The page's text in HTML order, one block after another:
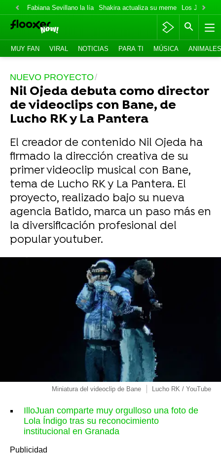
Fabiana Sevillano la lía Shakira actualiza su meme Los Jonas
MUY FAN VIRAL NOTICIAS PARA TI MÚSICA ANIMALES
NUEVO PROYECTO
Nil Ojeda debuta como director
de videoclips con Bane, de
Lucho RK y La Pantera
El creador de contenido Nil Ojeda ha
firmado la dirección creativa de su
primer videoclip musical con Bane,
tema de Lucho RK y La Pantera. El
proyecto, realizado bajo su nueva
agencia Batido, marca un paso más en
la diversificación profesional del
popular youtuber.
Miniatura del videoclip de Bane Lucho RK / YouTube
IlloJuan comparte muy orgulloso una foto de
Lola Índigo tras su reconocimiento
institucional en Granada